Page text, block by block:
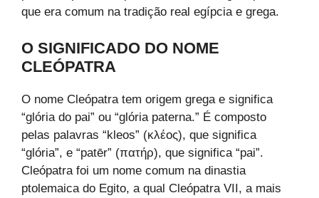
que era comum na tradição real egípcia e grega.
O SIGNIFICADO DO NOME
CLEÓPATRA
O nome Cleópatra tem origem grega e significa
“glória do pai” ou “glória paterna.” É composto
pelas palavras “kleos” (κλέος), que significa
“glória”, e “patēr” (πατήρ), que significa “pai”.
Cleópatra foi um nome comum na dinastia
ptolemaica do Egito, a qual Cleópatra VII, a mais